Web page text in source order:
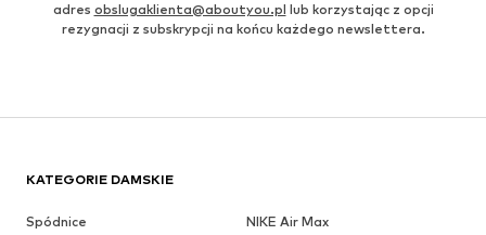
adres obslugaklienta@aboutyou.pl lub korzystając z opcji
rezygnacji z subskrypcji na końcu każdego newslettera.
KATEGORIE DAMSKIE
Spódnice
NIKE Air Max